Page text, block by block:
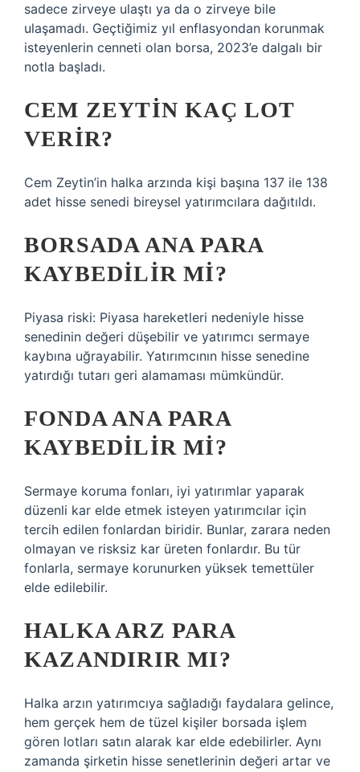
sadece zirveye ulaştı ya da o zirveye bile
ulaşamadı. Geçtiğimiz yıl enflasyondan korunmak
isteyenlerin cenneti olan borsa, 2023’e dalgalı bir
notla başladı.
CEM ZEYTIN KAÇ LOT
VERIR?
Cem Zeytin’in halka arzında kişi başına 137 ile 138
adet hisse senedi bireysel yatırımcılara dağıtıldı.
BORSADA ANA PARA
KAYBEDILIR MI?
Piyasa riski: Piyasa hareketleri nedeniyle hisse
senedinin değeri düşebilir ve yatırımcı sermaye
kaybına uğrayabilir. Yatırımcının hisse senedine
yatırdığı tutarı geri alamaması mümkündür.
FONDA ANA PARA
KAYBEDILIR MI?
Sermaye koruma fonları, iyi yatırımlar yaparak
düzenli kar elde etmek isteyen yatırımcılar için
tercih edilen fonlardan biridir. Bunlar, zarara neden
olmayan ve risksiz kar üreten fonlardır. Bu tür
fonlarla, sermaye korunurken yüksek temettüler
elde edilebilir.
HALKA ARZ PARA
KAZANDIRIR MI?
Halka arzın yatırımcıya sağladığı faydalara gelince,
hem gerçek hem de tüzel kişiler borsada işlem
gören lotları satın alarak kar elde edebilirler. Aynı
zamanda şirketin hisse senetlerinin değeri artar ve